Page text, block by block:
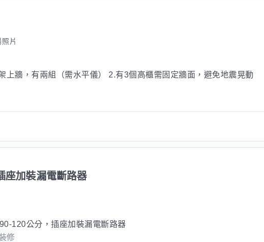
片
上牆，有兩組（需水平儀） 2.有3個高櫃需固定牆面，避免地震晃動
座加裝漏電斷路器
120公分，插座加裝漏電斷路器
修